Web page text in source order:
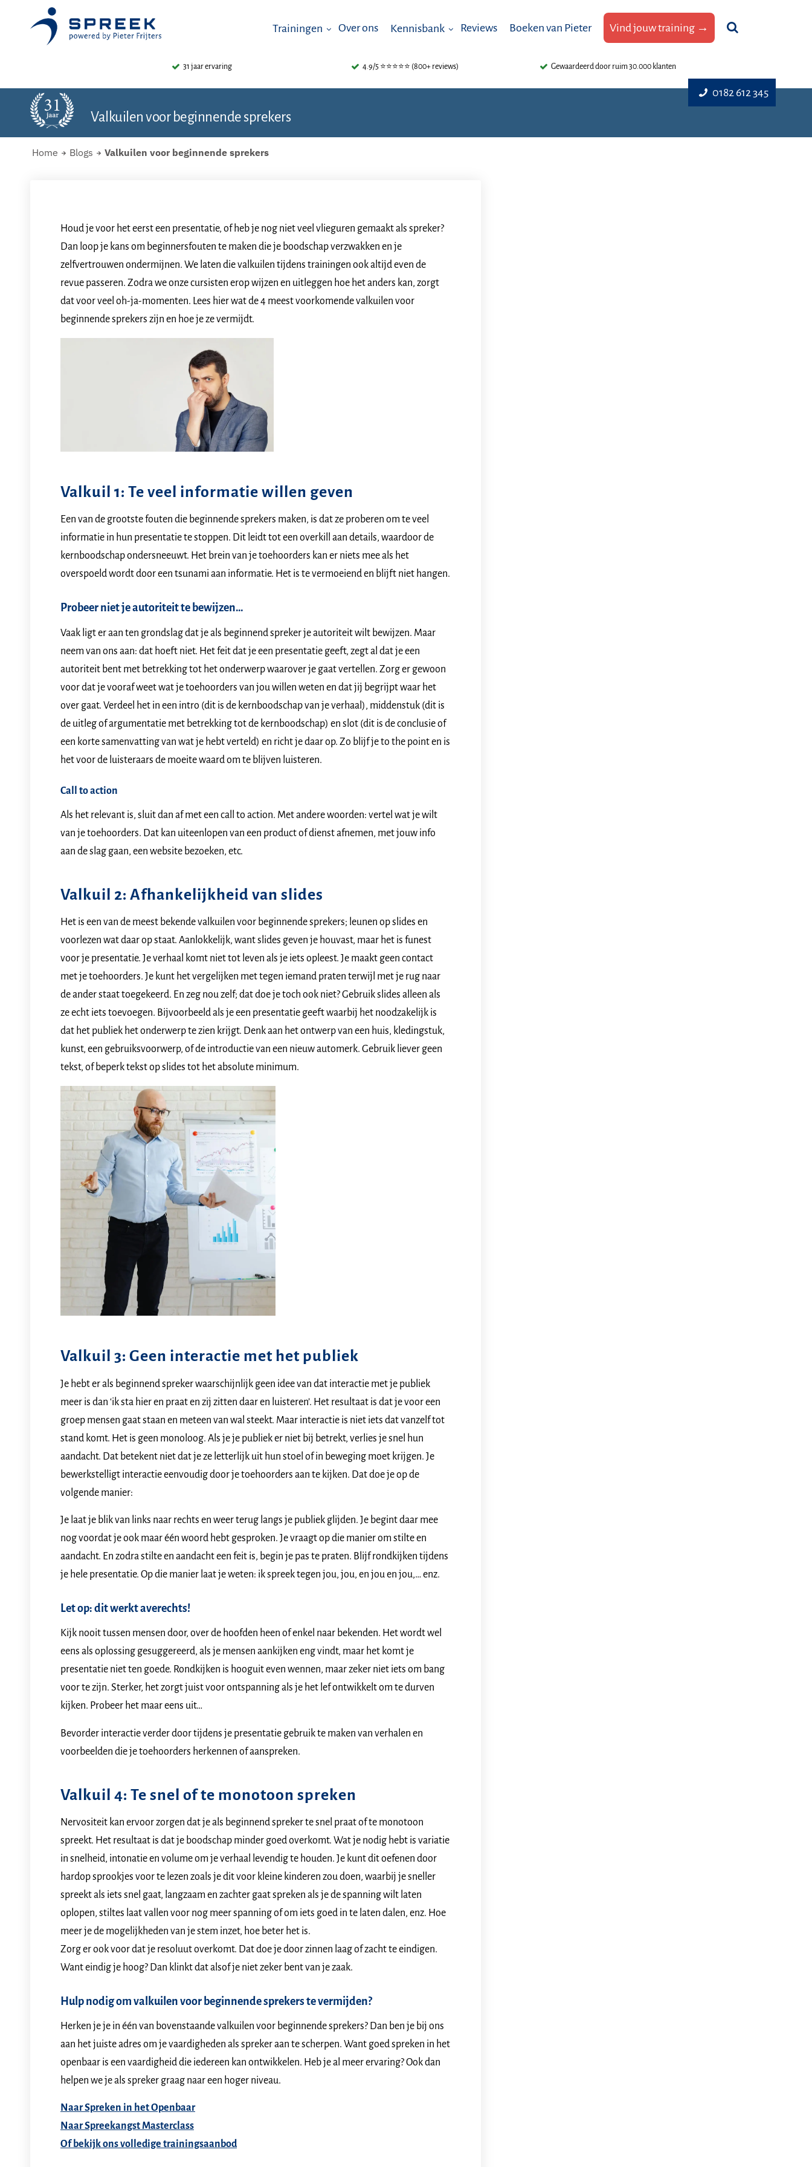
Trainingen Over ons Kennisbank Reviews Boeken van Pieter Vind jouw training →
0182 612 345
31 jaar ervaring 4.9/5 ⭐⭐⭐⭐⭐ (800+ reviews) Gewaardeerd door ruim 30.000 klanten
Valkuilen voor beginnende sprekers
Home Blogs Valkuilen voor beginnende sprekers
Houd je voor het eerst een presentatie, of heb je nog niet veel vlieguren gemaakt als spreker?
Dan loop je kans om beginnersfouten te maken die je boodschap verzwakken en je
zelfvertrouwen ondermijnen. We laten die valkuilen tijdens trainingen ook altijd even de
revue passeren. Zodra we onze cursisten erop wijzen en uitleggen hoe het anders kan, zorgt
dat voor veel oh-ja-momenten. Lees hier wat de 4 meest voorkomende valkuilen voor
beginnende sprekers zijn en hoe je ze vermijdt.
Valkuil 1: Te veel informatie willen geven
Een van de grootste fouten die beginnende sprekers maken, is dat ze proberen om te veel
informatie in hun presentatie te stoppen. Dit leidt tot een overkill aan details, waardoor de
kernboodschap ondersneeuwt. Het brein van je toehoorders kan er niets mee als het
overspoeld wordt door een tsunami aan informatie. Het is te vermoeiend en blijft niet hangen.
Probeer niet je autoriteit te bewijzen…
Vaak ligt er aan ten grondslag dat je als beginnend spreker je autoriteit wilt bewijzen. Maar
neem van ons aan: dat hoeft niet. Het feit dat je een presentatie geeft, zegt al dat je een
autoriteit bent met betrekking tot het onderwerp waarover je gaat vertellen. Zorg er gewoon
voor dat je vooraf weet wat je toehoorders van jou willen weten en dat jij begrijpt waar het
over gaat. Verdeel het in een intro (dit is de kernboodschap van je verhaal), middenstuk (dit is
de uitleg of argumentatie met betrekking tot de kernboodschap) en slot (dit is de conclusie of
een korte samenvatting van wat je hebt verteld) en richt je daar op. Zo blijf je to the point en is
het voor de luisteraars de moeite waard om te blijven luisteren.
Call to action
Als het relevant is, sluit dan af met een call to action. Met andere woorden: vertel wat je wilt
van je toehoorders. Dat kan uiteenlopen van een product of dienst afnemen, met jouw info
aan de slag gaan, een website bezoeken, etc.
Valkuil 2: Afhankelijkheid van slides
Het is een van de meest bekende valkuilen voor beginnende sprekers; leunen op slides en
voorlezen wat daar op staat. Aanlokkelijk, want slides geven je houvast, maar het is funest
voor je presentatie. Je verhaal komt niet tot leven als je iets opleest. Je maakt geen contact
met je toehoorders. Je kunt het vergelijken met tegen iemand praten terwijl met je rug naar
de ander staat toegekeerd. En zeg nou zelf; dat doe je toch ook niet? Gebruik slides alleen als
ze echt iets toevoegen. Bijvoorbeeld als je een presentatie geeft waarbij het noodzakelijk is
dat het publiek het onderwerp te zien krijgt. Denk aan het ontwerp van een huis, kledingstuk,
kunst, een gebruiksvoorwerp, of de introductie van een nieuw automerk. Gebruik liever geen
tekst, of beperk tekst op slides tot het absolute minimum.
Valkuil 3: Geen interactie met het publiek
Je hebt er als beginnend spreker waarschijnlijk geen idee van dat interactie met je publiek
meer is dan ‘ik sta hier en praat en zij zitten daar en luisteren’. Het resultaat is dat je voor een
groep mensen gaat staan en meteen van wal steekt. Maar interactie is niet iets dat vanzelf tot
stand komt. Het is geen monoloog. Als je je publiek er niet bij betrekt, verlies je snel hun
aandacht. Dat betekent niet dat je ze letterlijk uit hun stoel of in beweging moet krijgen. Je
bewerkstelligt interactie eenvoudig door je toehoorders aan te kijken. Dat doe je op de
volgende manier:
Je laat je blik van links naar rechts en weer terug langs je publiek glijden. Je begint daar mee
nog voordat je ook maar één woord hebt gesproken. Je vraagt op die manier om stilte en
aandacht. En zodra stilte en aandacht een feit is, begin je pas te praten. Blijf rondkijken tijdens
je hele presentatie. Op die manier laat je weten: ik spreek tegen jou, jou, en jou en jou,… enz.
Let op: dit werkt averechts!
Kijk nooit tussen mensen door, over de hoofden heen of enkel naar bekenden. Het wordt wel
eens als oplossing gesuggereerd, als je mensen aankijken eng vindt, maar het komt je
presentatie niet ten goede. Rondkijken is hooguit even wennen, maar zeker niet iets om bang
voor te zijn. Sterker, het zorgt juist voor ontspanning als je het lef ontwikkelt om te durven
kijken. Probeer het maar eens uit…
Bevorder interactie verder door tijdens je presentatie gebruik te maken van verhalen en
voorbeelden die je toehoorders herkennen of aanspreken.
Valkuil 4: Te snel of te monotoon spreken
Nervositeit kan ervoor zorgen dat je als beginnend spreker te snel praat of te monotoon
spreekt. Het resultaat is dat je boodschap minder goed overkomt. Wat je nodig hebt is variatie
in snelheid, intonatie en volume om je verhaal levendig te houden. Je kunt dit oefenen door
hardop sprookjes voor te lezen zoals je dit voor kleine kinderen zou doen, waarbij je sneller
spreekt als iets snel gaat, langzaam en zachter gaat spreken als je de spanning wilt laten
oplopen, stiltes laat vallen voor nog meer spanning of om iets goed in te laten dalen, enz. Hoe
meer je de mogelijkheden van je stem inzet, hoe beter het is.
Zorg er ook voor dat je resoluut overkomt. Dat doe je door zinnen laag of zacht te eindigen.
Want eindig je hoog? Dan klinkt dat alsof je niet zeker bent van je zaak.
Hulp nodig om valkuilen voor beginnende sprekers te vermijden?
Herken je je in één van bovenstaande valkuilen voor beginnende sprekers? Dan ben je bij ons
aan het juiste adres om je vaardigheden als spreker aan te scherpen. Want goed spreken in het
openbaar is een vaardigheid die iedereen kan ontwikkelen. Heb je al meer ervaring? Ook dan
helpen we je als spreker graag naar een hoger niveau.
Naar Spreken in het Openbaar
Naar Spreekangst Masterclass
Of bekijk ons volledige trainingsaanbod